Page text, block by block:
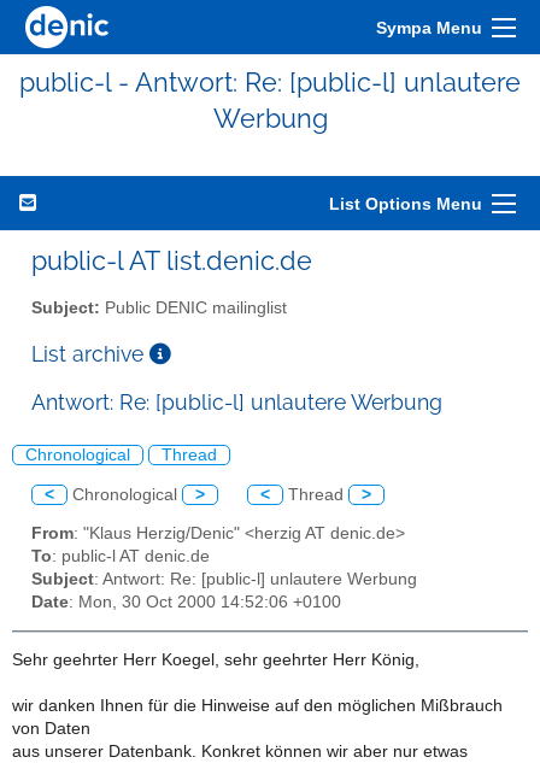
Sympa Menu
public-l - Antwort: Re: [public-l] unlautere
Werbung
List Options Menu
public-l AT list.denic.de
Subject: Public DENIC mailinglist
List archive
Antwort: Re: [public-l] unlautere Werbung
Chronological Thread
< Chronological > < Thread >
From: "Klaus Herzig/Denic" <herzig AT denic.de>
To: public-l AT denic.de
Subject: Antwort: Re: [public-l] unlautere Werbung
Date: Mon, 30 Oct 2000 14:52:06 +0100
Sehr geehrter Herr Koegel, sehr geehrter Herr König,
wir danken Ihnen für die Hinweise auf den möglichen Mißbrauch
von Daten
aus unserer Datenbank. Konkret können wir aber nur etwas